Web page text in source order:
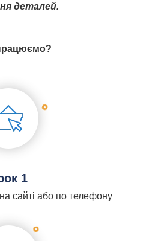
деталей.
1
сайті або по телефону